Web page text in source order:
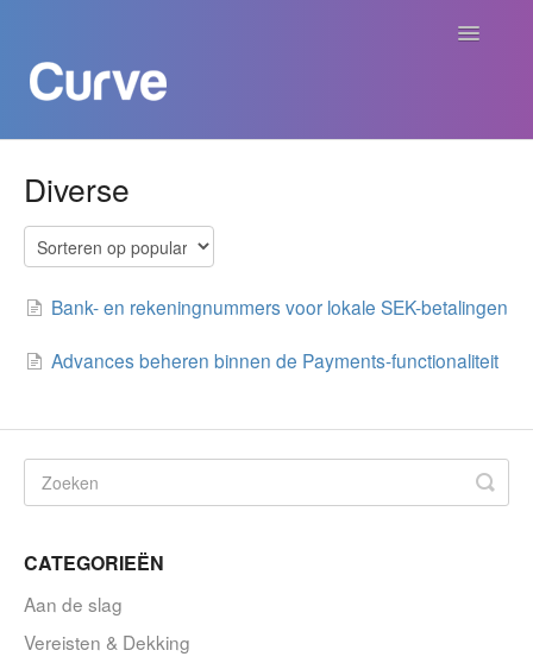
Navigatie
Curve voor Creators
Curve voor Publishers
Diverse
Bank- en rekeningnummers voor lokale SEK-betalingen
Advances beheren binnen de Payments-functionaliteit
CATEGORIEËN
Aan de slag
Vereisten & Dekking